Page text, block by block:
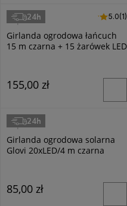
Superled
Girlanda ogrodowa łańcuch
15 m czarna + 15 żarówek LED
5.0 (1)
5.0(1)
155,00 zł
24h
Superled
Girlanda ogrodowa solarna
Glovi 20xLED/4 m czarna
85,00 zł
24h